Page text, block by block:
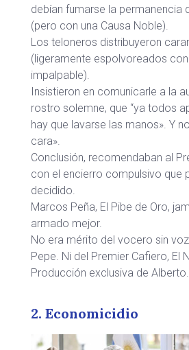
debían fumarse la permanencia
(pero con una Causa Noble).
Los teloneros distribuyeron
(ligeramente espolvoreados
impalpable).
Insistieron en comunicarle a la
rostro solemne, que “ya todos
hay que lavarse las manos». Y
cara».
Conclusión, recomendaban al
con el encierro compulsivo que
decidido.
Marcos Peña, El Pibe de Oro,
armado mejor.
No era mérito del vocero sin
Pepe. Ni del Premier Cafiero, El
Producción exclusiva de Alberto.
2. Economicidio